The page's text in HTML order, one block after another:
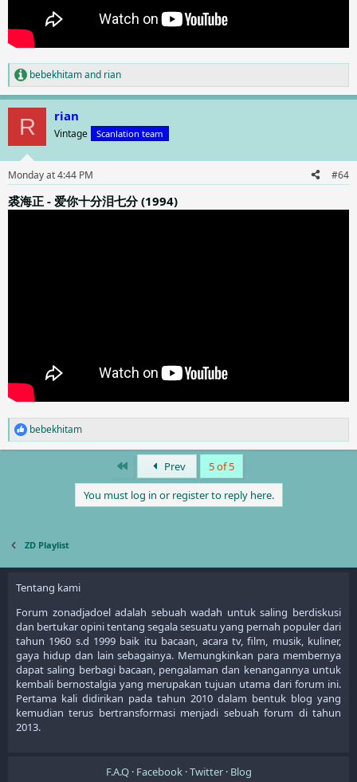
R
e
a
i
n
s
:
bebekhitamand rian
R rian
Vintage Scanlation team
Monday at 4:44 PM #64
裘海正 - 爱你十分泪七分 (1994)
R
e
:
bebekhitam
Prev
5 of 5
You must log in or register to reply here.
ZD Playlist
Tentang kami
Forum zonadjadoel adalah sebuah wadah untuk saling berdiskusi
dan bertukar opini tentang segala sesuatu yang pernah populer dari
tahun 1960 s.d 1999 baik itu bacaan, acara tv, film, musik, kuliner,
gaya hidup dan lain sebagainya. Memungkinkan para membernya
dapat saling berbagi bacaan, pengalaman dan kenangannya untuk
kembali bernostalgia yang merupakan tujuan utama dari forum ini.
Pertama kali didirikan pada tahun 2010 dalam bentuk blog yang
kemudian terus bertransformasi menjadi sebuah forum di tahun
2013.
F.A.Q Facebook Twitter Blog